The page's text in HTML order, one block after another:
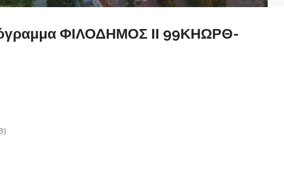
ΦΙΛΟΔΗΜΟΣ ΙΙ 99ΚΗΩΡΘ-